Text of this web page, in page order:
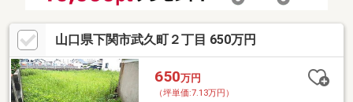
山口県下関市武久町２丁目 650万円
650万円
（坪単価:7.13万円）